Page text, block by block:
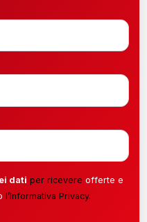
dati per ricevere offerte e
l’Informativa Privacy.